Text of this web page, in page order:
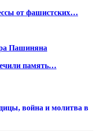
от фашистских…
Пашиняна
память…
война и молитва в